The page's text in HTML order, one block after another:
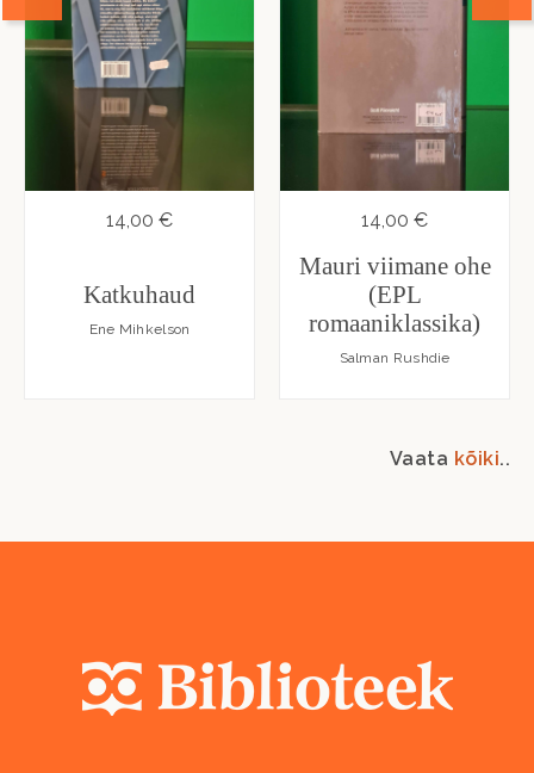
14,00 €
Katkuhaud
Ene Mihkelson
14,00 €
Mauri viimane ohe
(EPL
romaaniklassika)
Salman Rushdie
Vaata kõiki..